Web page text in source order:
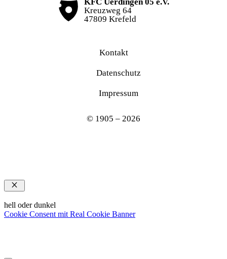
KFC Uerdingen 05 e.V.
Kreuzweg 64
47809 Krefeld
Kontakt
Datenschutz
Impressum
© 1905 – 2026
Schließen
hell oder dunkel
Cookie Consent mit Real Cookie Banner